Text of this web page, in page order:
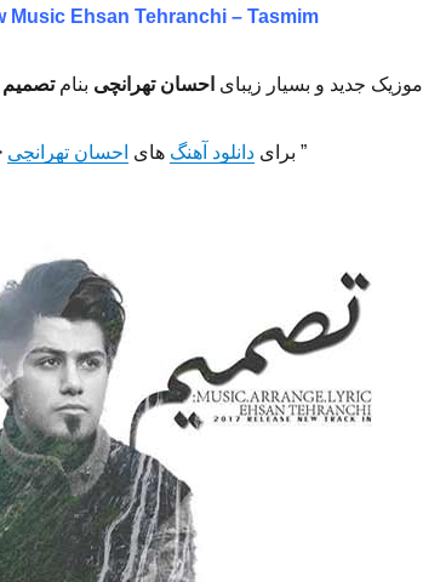
Music Ehsan Tehranchi – Tasmim
موزیک جدید و بسیار زیبای احسان تهرانچی بنام تصمیم
” برایدانلود آهنگ های احسان تهرانچی